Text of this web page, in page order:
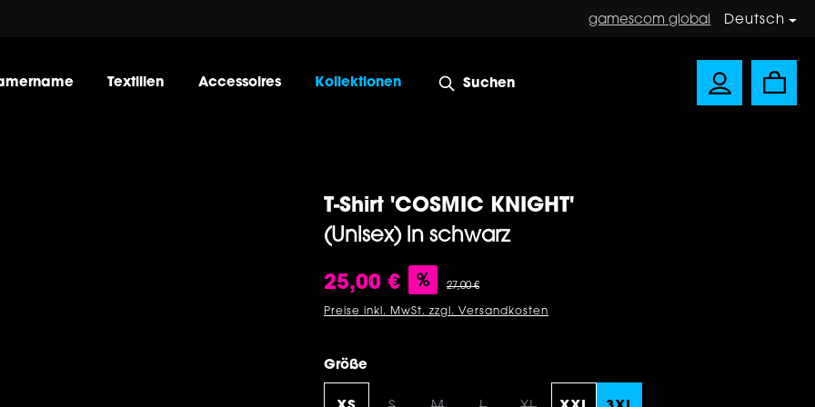
gamescom global Deutsch
Textilien Accessoires Kollektionen Suchen
T-Shirt 'COSMIC KNIGHT'
(Unisex) in schwarz
Verkaufspreis:
25,00 € % Regulärer Preis:
27,00 €
Preise inkl. MwSt. zzgl. Versandkosten
Größeauswählen